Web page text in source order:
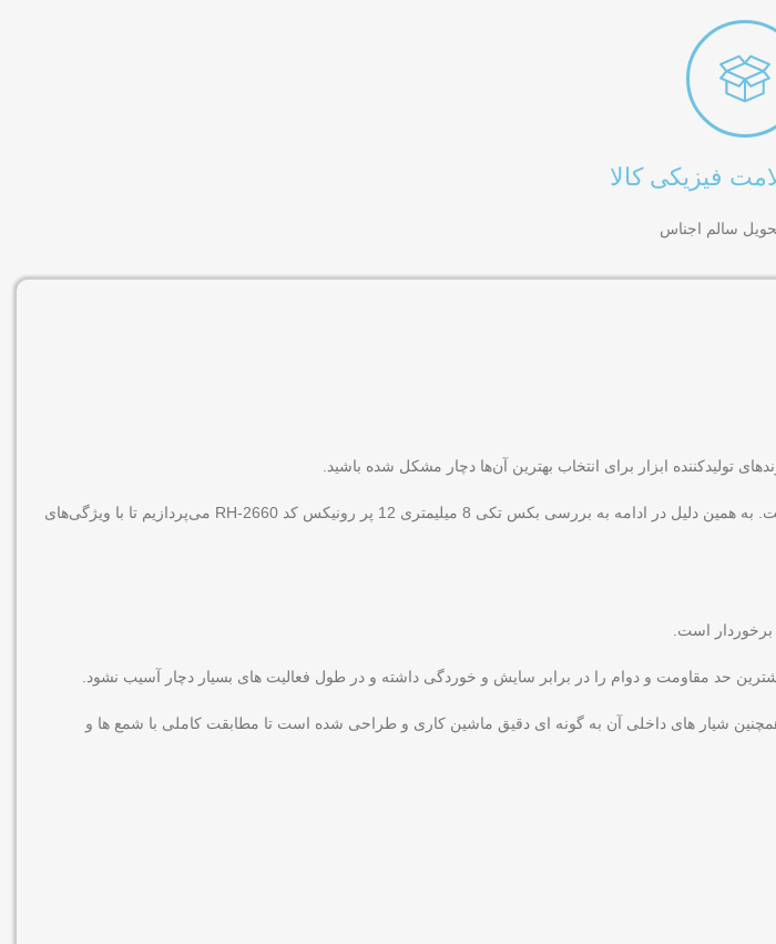
فیزیکی کالا
سالم اجناس
تولیدکننده ابزار برای انتخاب بهترین آن‌ها دچار مشکل شده باشید.
اولین نکته‌ای که در زمان خرید هر محصولی باید به آن توجه کرد، شناخت تمامی ویژگی‌های آن محصول است. به همین دلیل در ادامه به بررسی بکس تکی 8 میلیمتری 12 پر رونیکس کد RH-2660 می‌پردازیم تا با ویژگی‌های
است.
شیار های داخلی آن به گونه ای دقیق ماشین کاری و طراحی شده است تا مطابقت کاملی با شمع ها و